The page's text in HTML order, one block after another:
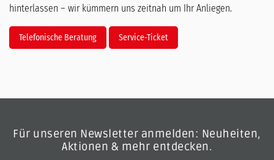
hinterlassen – wir kümmern uns zeitnah um Ihr Anliegen.
Telefonische Beratung Service-Ticket
Für unseren Newsletter anmelden: Neuheiten,
Aktionen & mehr entdecken.